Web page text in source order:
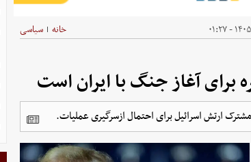
۰۱:۲۷ خانه | سیاسی
آغاز جنگ با ایران است